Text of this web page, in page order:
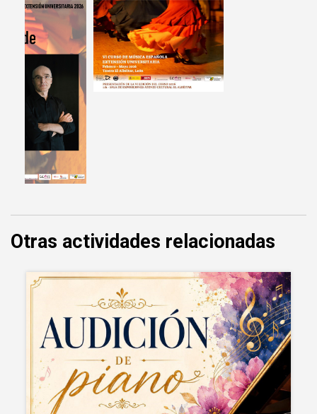
Otras actividades relacionadas